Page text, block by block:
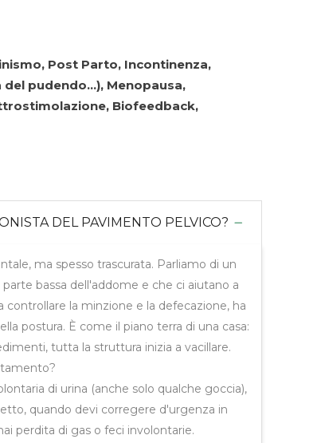
Post Parto, Incontinenza,
del pudendo…), Menopausa,
Biofeedback,
DEL PAVIMENTO PELVICO?
ma spesso trascurata. Parliamo di un
bassa dell'addome e che ci aiutano a
la minzione e la defecazione, ha
postura. È come il piano terra di una casa:
tutta la struttura inizia a vacillare.
di urina (anche solo qualche goccia),
quando devi corregere d'urgenza in
perdita di gas o feci involontarie.